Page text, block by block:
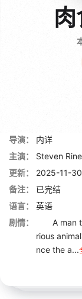
导演：
内详
主演：
Steven
更新：
2025-11-
备注：
已完结
语言：
英语
剧情：
A man
rious
nce the a...